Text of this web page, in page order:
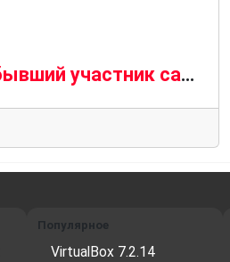
OpenMandriva: бывший участник саботировал работу репозиториев
Популярное
VirtualBox 7.2.14